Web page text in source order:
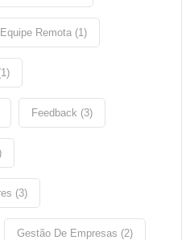
Equipe Remota (1)
Feedback (3)
(3)
Gestão De Empresas (2)